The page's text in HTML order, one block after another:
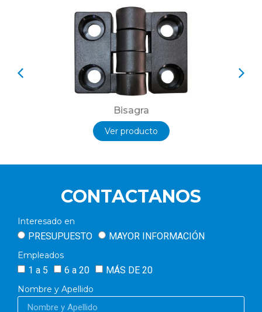
convexos – Varillas, cuentas, zócalos, perfiles
con forma en general.
Excelente combinación de poder de suavizado
y vida útil del cepillo.
Máxima facilidad de regeneración: se mantiene
el soporte y solo se sustituyen las tiras
Bisagra
Ver producto
CONTACTANOS
Interesado en
PRESUPUESTO MAYOR INFORMACIÓN
Empleados
1 a 5 6 a 20 MÁS DE 20
Nombre y Apellido